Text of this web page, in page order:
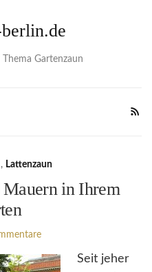
Gartenzaun
, Lattenzaun
in Ihrem
Seit jeher